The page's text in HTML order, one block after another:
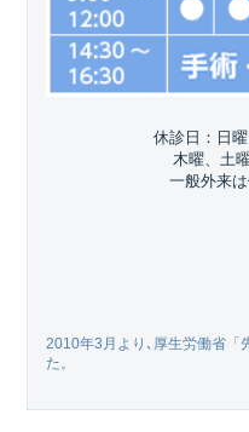
休診日：日
木曜、土
一般外来は
2010年3月より､厚生労働省「
た。